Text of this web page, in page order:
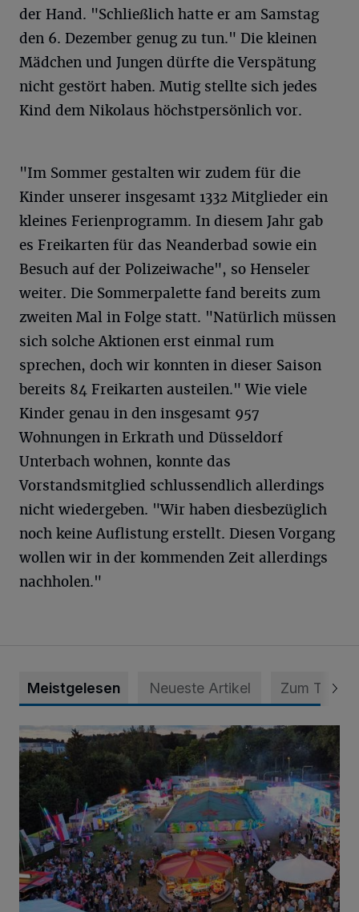
der Hand. "Schließlich hatte er am Samstag
den 6. Dezember genug zu tun." Die kleinen
Mädchen und Jungen dürfte die Verspätung
nicht gestört haben. Mutig stellte sich jedes
Kind dem Nikolaus höchstpersönlich vor.
"Im Sommer gestalten wir zudem für die
Kinder unserer insgesamt 1332 Mitglieder ein
kleines Ferienprogramm. In diesem Jahr gab
es Freikarten für das Neanderbad sowie ein
Besuch auf der Polizeiwache", so Henseler
weiter. Die Sommerpalette fand bereits zum
zweiten Mal in Folge statt. "Natürlich müssen
sich solche Aktionen erst einmal rum
sprechen, doch wir konnten in dieser Saison
bereits 84 Freikarten austeilen." Wie viele
Kinder genau in den insgesamt 957
Wohnungen in Erkrath und Düsseldorf
Unterbach wohnen, konnte das
Vorstandsmitglied schlussendlich allerdings
nicht wiedergeben. "Wir haben diesbezüglich
noch keine Auflistung erstellt. Diesen Vorgang
wollen wir in der kommenden Zeit allerdings
nachholen."
Meistgelesen Neueste Artikel Zum Thema
Vier Tage mit vollem Programm